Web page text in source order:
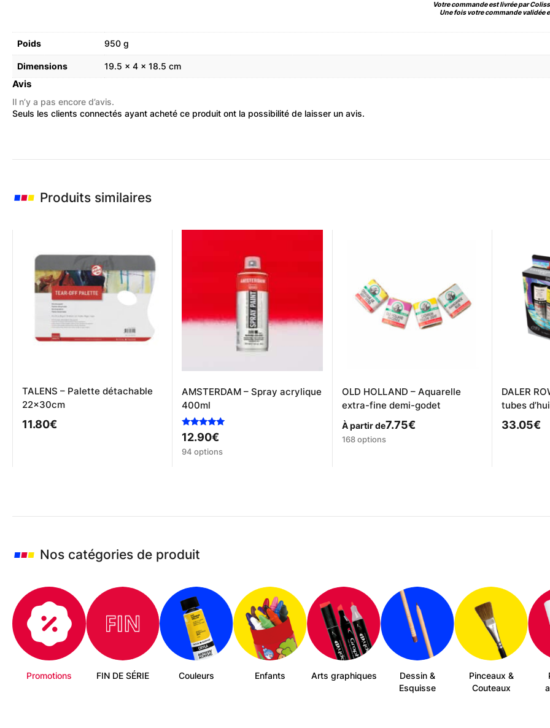
Votre commande est livrée par
Une fois votre commande validée
Poids 950 g
Dimensions 19.5 × 4 × 18.5 cm
Avis
Il n’y a pas encore d’avis.
Seuls les clients connectés ayant acheté ce produit ont la possibilité de laisser un avis.
Produits similaires
TALENS – Palette détachable
22x30cm
11.80€
AMSTERDAM – Spray acrylique
400ml
Note
5.00
sur 5
12.90€
Ce
être
choisies
la
page
du
produit
94 options
OLD HOLLAND – Aquarelle
extra-fine demi-godet
À partir de7.75€
Ce
page
produit
168 options
DALER
tubes
33.05€
Nos catégories de produit
Promotions FIN DE SÉRIE Couleurs Enfants Arts graphiques
Dessin &
Esquisse
Pinceaux &
Couteaux